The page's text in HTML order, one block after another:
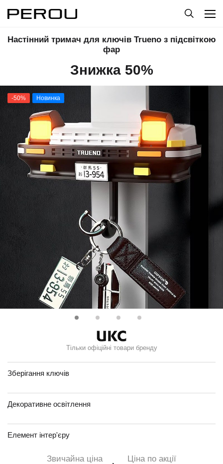
Настінний тримач для ключів Trueno з підсвіткою
фар
Знижка 50%
-50% Новинка
Тільки офіційні товари бренду
Зберігання ключів
Декоративне освітлення
Елемент інтер'єру
Звичайна ціна Ціна по акції